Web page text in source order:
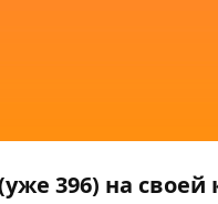
396) на